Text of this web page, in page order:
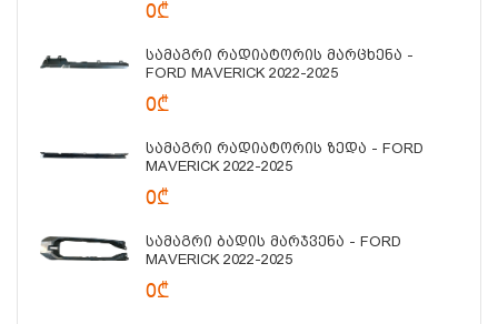
0₾
Სამაგრი Რადიატორის Მარცხენა -
FORD MAVERICK 2022-2025
0₾
Სამაგრი Რადიატორის Ზედა - FORD
MAVERICK 2022-2025
0₾
Სამაგრი Ბადის Მარჯვენა - FORD
MAVERICK 2022-2025
0₾